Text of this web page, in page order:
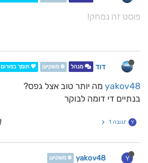
פוסט זה נמחק!
דוד מנהל ❄️ משקיען 💖 תומך בפורום
yakov48 מה יותר טוב אצל גפס?
בנתיים די דומה לבוקר
Y תגובה 1
Y
yakov48 ❄️ משקיען